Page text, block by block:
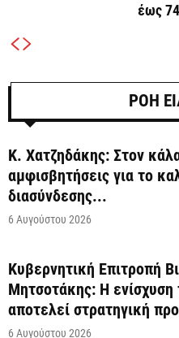
έως
ΡΟΗ
Κ. Χατζηδάκης: Στον
αμφισβητήσεις για το
διασύνδεσης...
6 Αυγούστου 2026
Κυβερνητική Επιτροπή
Μητσοτάκης: Η
αποτελεί στρατηγική
6 Αυγούστου 2026